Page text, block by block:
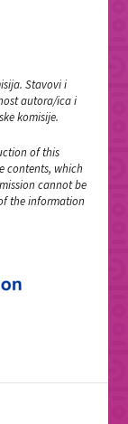
Stavovi i
autora/ica i
komisije.
of this
contents, which
cannot be
the information